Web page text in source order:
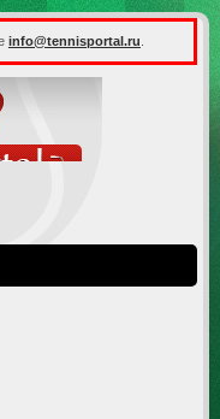
info@tennisportal.ru